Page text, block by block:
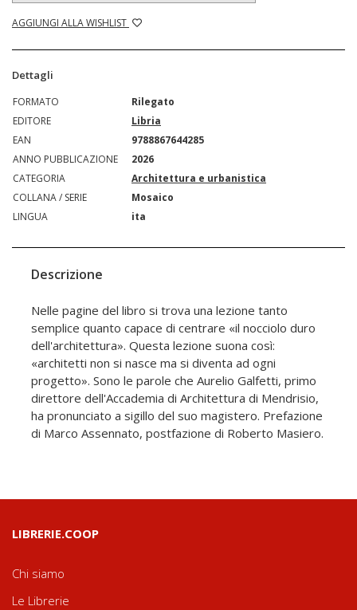
AGGIUNGI ALLA WISHLIST
Dettagli
FORMATO
Rilegato
EDITORE
Libria
EAN
9788867644285
ANNO PUBBLICAZIONE
2026
CATEGORIA
Architettura e urbanistica
COLLANA / SERIE
Mosaico
LINGUA
ita
Descrizione
Nelle pagine del libro si trova una lezione tanto
semplice quanto capace di centrare «il nocciolo duro
dell'architettura». Questa lezione suona così:
«architetti non si nasce ma si diventa ad ogni
progetto». Sono le parole che Aurelio Galfetti, primo
direttore dell'Accademia di Architettura di Mendrisio,
ha pronunciato a sigillo del suo magistero. Prefazione
di Marco Assennato, postfazione di Roberto Masiero.
LIBRERIE.COOP
Chi siamo
Le Librerie